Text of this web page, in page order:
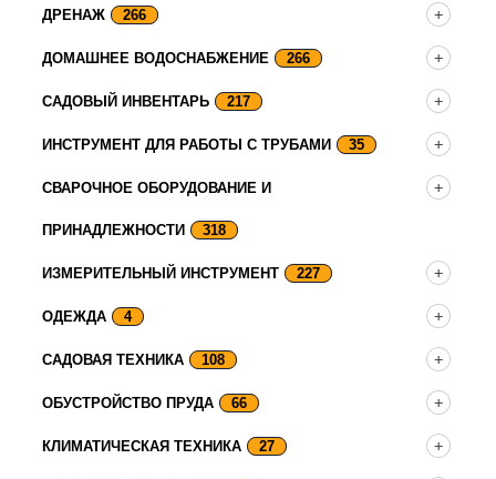
ДРЕНАЖ 266
ДОМАШНЕЕ ВОДОСНАБЖЕНИЕ 266
САДОВЫЙ ИНВЕНТАРЬ 217
ИНСТРУМЕНТ ДЛЯ РАБОТЫ С ТРУБАМИ 35
СВАРОЧНОЕ ОБОРУДОВАНИЕ И
ПРИНАДЛЕЖНОСТИ 318
ИЗМЕРИТЕЛЬНЫЙ ИНСТРУМЕНТ 227
ОДЕЖДА 4
САДОВАЯ ТЕХНИКА 108
ОБУСТРОЙСТВО ПРУДА 66
КЛИМАТИЧЕСКАЯ ТЕХНИКА 27